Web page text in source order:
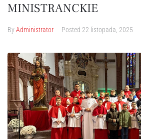
MINISTRANCKIE
ByAdministrator Posted 22 listopada, 2025